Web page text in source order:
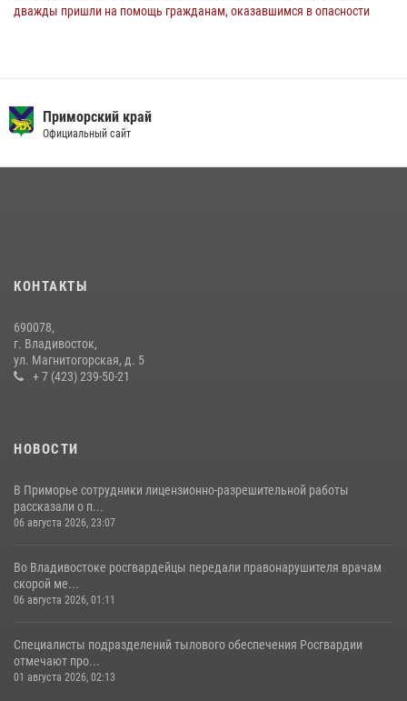
дважды пришли на помощь гражданам, оказавшимся в опасности
09 июля 2026, 06:08 2
08 июля 2026, 07:52
действия постояльца гостиницы
16 июля 2026, 01:13
Приморский край
Официальный сайт
КОНТАКТЫ
690078,
г. Владивосток,
ул. Магнитогорская, д. 5
+ 7 (423) 239-50-21
НОВОСТИ
В Приморье сотрудники лицензионно-разрешительной работы
рассказали о п...
06 августа 2026, 23:07
Во Владивостоке росгвардейцы передали правонарушителя врачам
скорой ме...
06 августа 2026, 01:11
Специалисты подразделений тылового обеспечения Росгвардии
отмечают про...
01 августа 2026, 02:13